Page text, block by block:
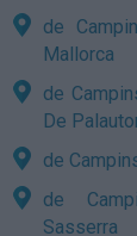
de
Mallorca
de
De
de
de
Sasserra